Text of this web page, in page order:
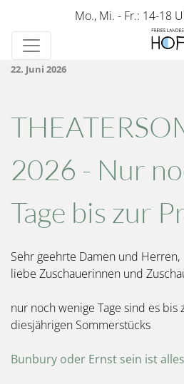
zum
Mo., Mi. - Fr.: 14-18
22. Juni 2026
2026 - Nur
Tage bis zur
Sehr geehrte Damen und Herren,
liebe Zuschauerinnen und
nur noch wenige Tage sind es bis
diesjährigen Sommerstücks
Bunbury oder Ernst sein ist alles